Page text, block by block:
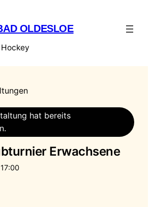
OLDESLOE
Hockey
hat bereits
Erwachsene
17:00